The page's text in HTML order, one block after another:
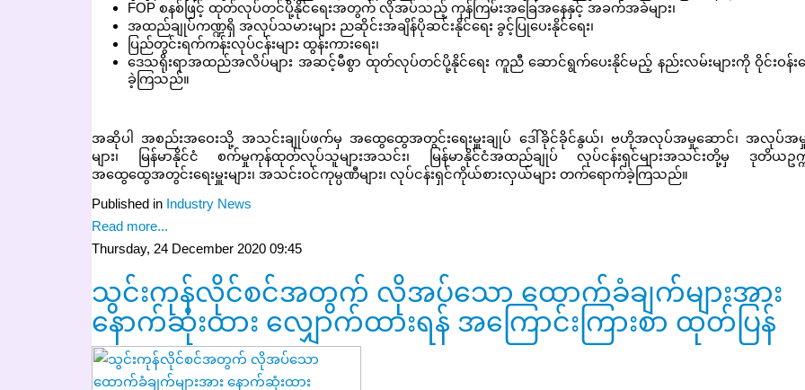
FOP စနစ်ဖြင့် ထုတ်လုပ်တင်ပို့နိုင်ရေးအတွက် လိုအပ်သည့် ကုန်ကြမ်းအခြေအနေနှင့် အခက်အခဲများ၊
အထည်ချုပ်ကဏ္ဍရှိ အလုပ်သမားများ ညဆိုင်းအချိန်ပိုဆင်းနိုင်ရေး ခွင့်ပြုပေးနိုင်ရေး၊
ပြည်တွင်းရက်ကန်းလုပ်ငန်းများ ထွန်းကားရေး၊
ဒေသရိုးရာအထည်အလိပ်များ အဆင့်မီစွာ ထုတ်လုပ်တင်ပို့နိုင်ရေး ကူညီ ဆောင်ရွက်ပေးနိုင်မည့် နည်းလမ်းများကို ဝိုင်းဝန်းဆွ
ခဲ့ကြသည်။
အဆိုပါ အစည်းအဝေးသို့ အသင်းချုပ်ဖက်မှ အထွေထွေအတွင်းရေးမှူးချုပ် ဒေါ်ခိုင်ခိုင်နွယ်၊ ဗဟိုအလုပ်အမှုဆောင်၊ အလုပ်အ
များ၊ မြန်မာနိုင်ငံ စက်မှုကုန်ထုတ်လုပ်သူများအသင်း၊ မြန်မာနိုင်ငံအထည်ချုပ် လုပ်ငန်းရှင်များအသင်းတို့မှ ဒုတိယဥက္ကဋ္ဌ
အထွေထွေအတွင်းရေးမှူးများ၊ အသင်းဝင်ကုမ္ပဏီများ၊ လုပ်ငန်းရှင်ကိုယ်စားလှယ်များ တက်ရောက်ခဲ့ကြသည်။
Published in Industry News
Read more...
Thursday, 24 December 2020 09:45
သွင်းကုန်လိုင်စင်အတွက် လိုအပ်သော ထောက်ခံချက်များအား
နောက်ဆုံးထား လျှောက်ထားရန် အကြောင်းကြားစာ ထုတ်ပြန်